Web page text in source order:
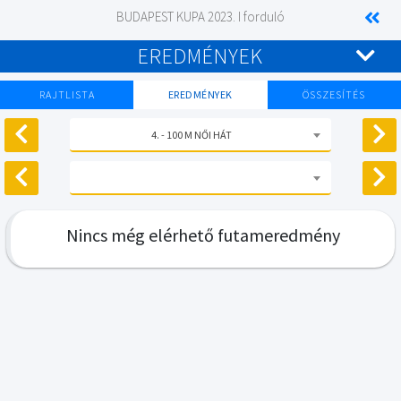
BUDAPEST KUPA 2023. I forduló
EREDMÉNYEK
RAJTLISTA EREDMÉNYEK ÖSSZESÍTÉS
4. - 100 M NŐI HÁT
Nincs még elérhető futameredmény